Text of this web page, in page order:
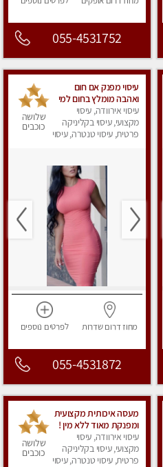
055-4531752
עיסוי מפנק אם חום
ואהבה מומלץ בחום למי
שרוצה להירגע- מומלץ
לחלוטין! פרטי
עיסוי אירוודה, עיסוי
מקצועי, עיסוי בקליניקה
פרטית, עיסוי טנטרה, עיסוי
שלושה
כוכבים
מחוז דרוםשדרות לפרטים נוספים
055-4531872
מעסה איכותית מקצועית
ומפנקת מאוד ללא מין !
עיסוי אירוודה, עיסוי
מקצועי, עיסוי בקליניקה
פרטית, עיסוי טנטרה, עיסוי
שלושה
כוכבים